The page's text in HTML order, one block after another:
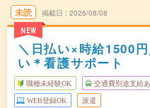
未読
NEW
掲載日 2026/08/08
＼日払い×時給1500
い＊看護サポート
職種未経験OK 交通費別途支給
WEB登録OK 派遣